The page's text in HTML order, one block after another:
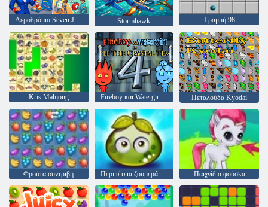
Αεροδρόμιο Seven Jobs Stormhawk Γραμμή 98
Kris Mahjong Fireboy και Watergirl 4: Crystal Temple Πεταλούδα Kyodai
Φρούτα συντριβή Περιπέτεια ζουμερά μούρα Παιχνίδια φούσκα